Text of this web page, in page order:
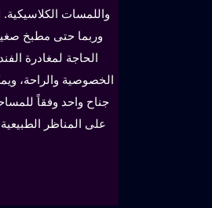
واللمسات
وربما حتى مطبخ صغير
الحاجة لمغادرة
جناح واحد وفقاً
على المناظر